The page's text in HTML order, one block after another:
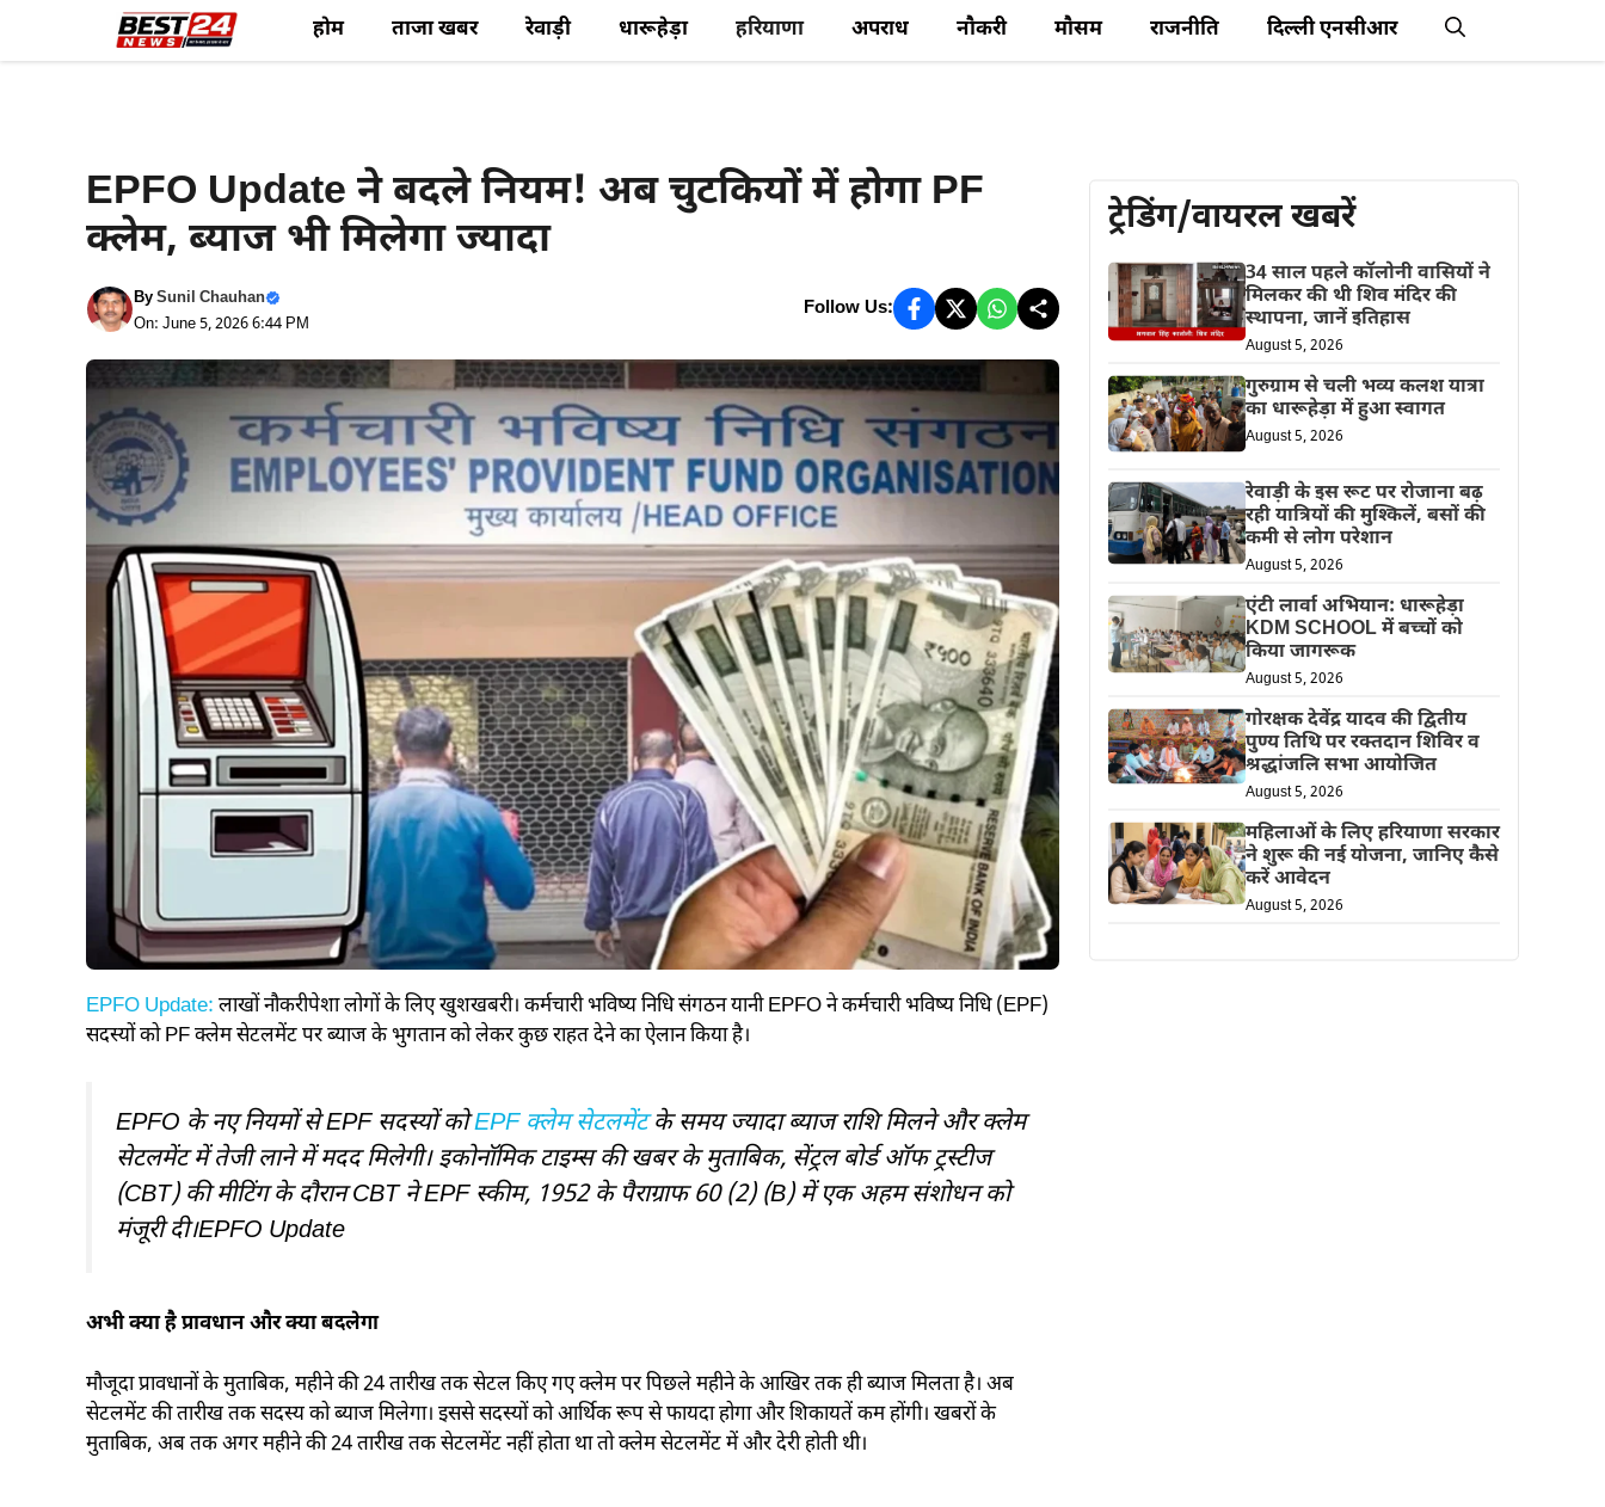
होम ताजा खबर रेवाड़ी धारूहेड़ा हरियाणा अपराध नौकरी मौसम राजनीति दिल्ली एनसीआर
EPFO Update ने बदले नियम! अब चुटकियों में होगा PF
क्लेम, ब्याज भी मिलेगा ज्यादा
BySunil Chauhan
On: June 5, 2026 6:44 PM
Follow Us:
EPFO Update: लाखों नौकरीपेशा लोगों के लिए खुशखबरी। कर्मचारी भविष्य निधि संगठन यानी EPFO ने कर्मचारी भविष्य निधि (EPF)
सदस्यों को PF क्लेम सेटलमेंट पर ब्याज के भुगतान को लेकर कुछ राहत देने का ऐलान किया है।
EPFO के नए नियमों से EPF सदस्यों कोEPF क्लेम सेटलमेंटके समय ज्यादा ब्याज राशि मिलने और क्लेम
सेटलमेंट में तेजी लाने में मदद मिलेगी। इकोनॉमिक टाइम्स की खबर के मुताबिक, सेंट्रल बोर्ड ऑफ ट्रस्टीज
(CBT) की मीटिंग के दौरान CBT ने EPF स्कीम, 1952 के पैराग्राफ 60 (2) (B) में एक अहम संशोधन को
मंजूरी दी।EPFO Update
अभी क्या है प्रावधान और क्या बदलेगा
मौजूदा प्रावधानों के मुताबिक, महीने की 24 तारीख तक सेटल किए गए क्लेम पर पिछले महीने के आखिर तक ही ब्याज मिलता है। अब
सेटलमेंट की तारीख तक सदस्य को ब्याज मिलेगा। इससे सदस्यों को आर्थिक रूप से फायदा होगा और शिकायतें कम होंगी। खबरों के
मुताबिक, अब तक अगर महीने की 24 तारीख तक सेटलमेंट नहीं होता था तो क्लेम सेटलमेंट में और देरी होती थी।
ट्रेडिंग/वायरल खबरें
34 साल पहले कॉलोनी वासियों ने
मिलकर की थी शिव मंदिर की
स्थापना, जानें इतिहास
August 5, 2026
गुरुग्राम से चली भव्य कलश यात्रा
का धारूहेड़ा में हुआ स्वागत
August 5, 2026
रेवाड़ी के इस रूट पर रोजाना बढ़
रही यात्रियों की मुश्किलें, बसों की
कमी से लोग परेशान
August 5, 2026
एंटी लार्वा अभियान: धारूहेड़ा
KDM SCHOOL में बच्चों को
किया जागरूक
August 5, 2026
गोरक्षक देवेंद्र यादव की द्वितीय
पुण्य तिथि पर रक्तदान शिविर व
श्रद्धांजलि सभा आयोजित
August 5, 2026
महिलाओं के लिए हरियाणा सरकार
ने शुरू की नई योजना, जानिए कैसे
करें आवेदन
August 5, 2026